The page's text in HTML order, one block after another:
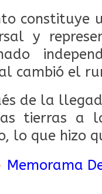
y
cambió el
de la
tierras a
lo que hizo
Memorama